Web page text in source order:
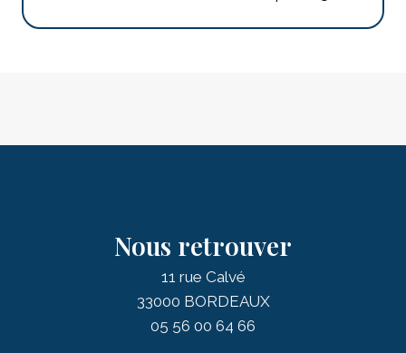
Nous retrouver
11 rue Calvé
33000 BORDEAUX
05 56 00 64 66